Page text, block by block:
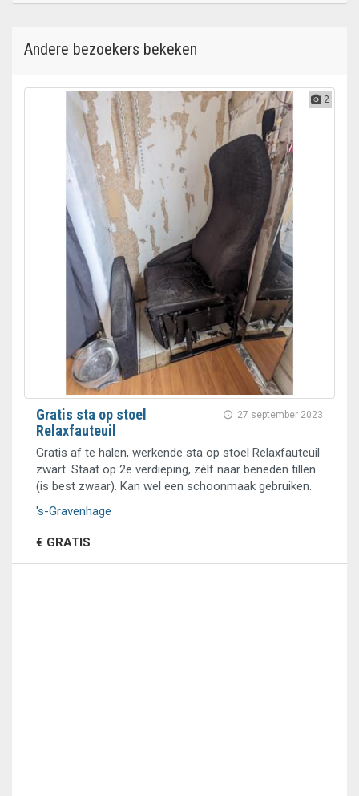
Andere bezoekers bekeken
2
27 september 2023
Gratis sta op stoel
Relaxfauteuil
Gratis af te halen, werkende sta op stoel Relaxfauteuil
zwart. Staat op 2e verdieping, zélf naar beneden tillen
(is best zwaar). Kan wel een schoonmaak gebruiken.
's-Gravenhage
€ GRATIS